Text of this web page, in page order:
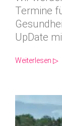
Termine
UpDate
Weiterlesen ▷